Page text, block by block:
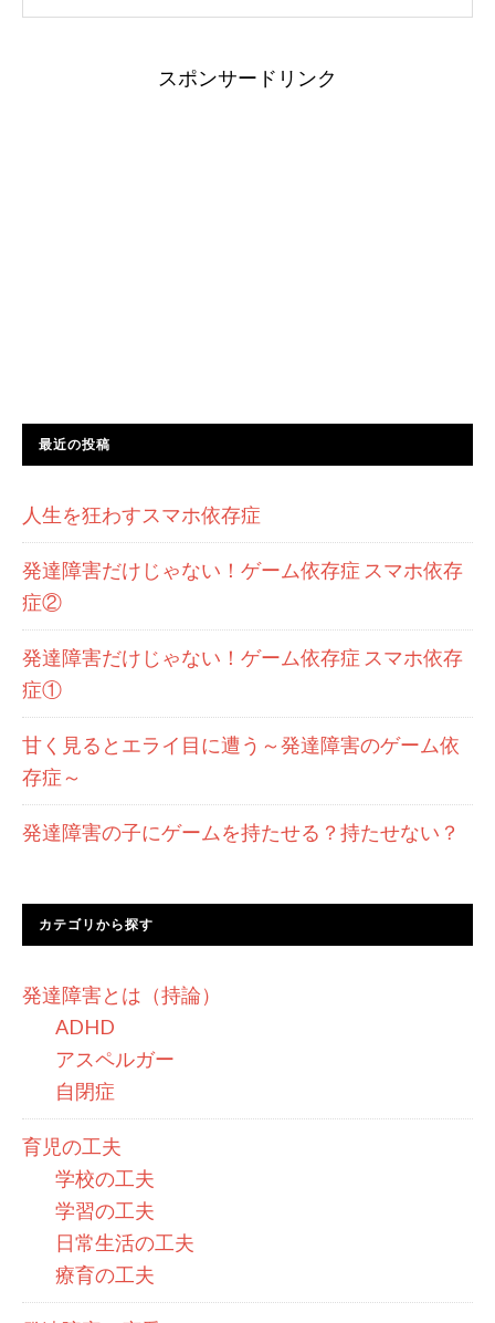
スポンサードリンク
最近の投稿
人生を狂わすスマホ依存症
発達障害だけじゃない！ゲーム依存症 スマホ依存
症②
発達障害だけじゃない！ゲーム依存症 スマホ依存
症①
甘く見るとエライ目に遭う～発達障害のゲーム依
存症～
発達障害の子にゲームを持たせる？持たせない？
カテゴリから探す
発達障害とは（持論）
ADHD
アスペルガー
自閉症
育児の工夫
学校の工夫
学習の工夫
日常生活の工夫
療育の工夫